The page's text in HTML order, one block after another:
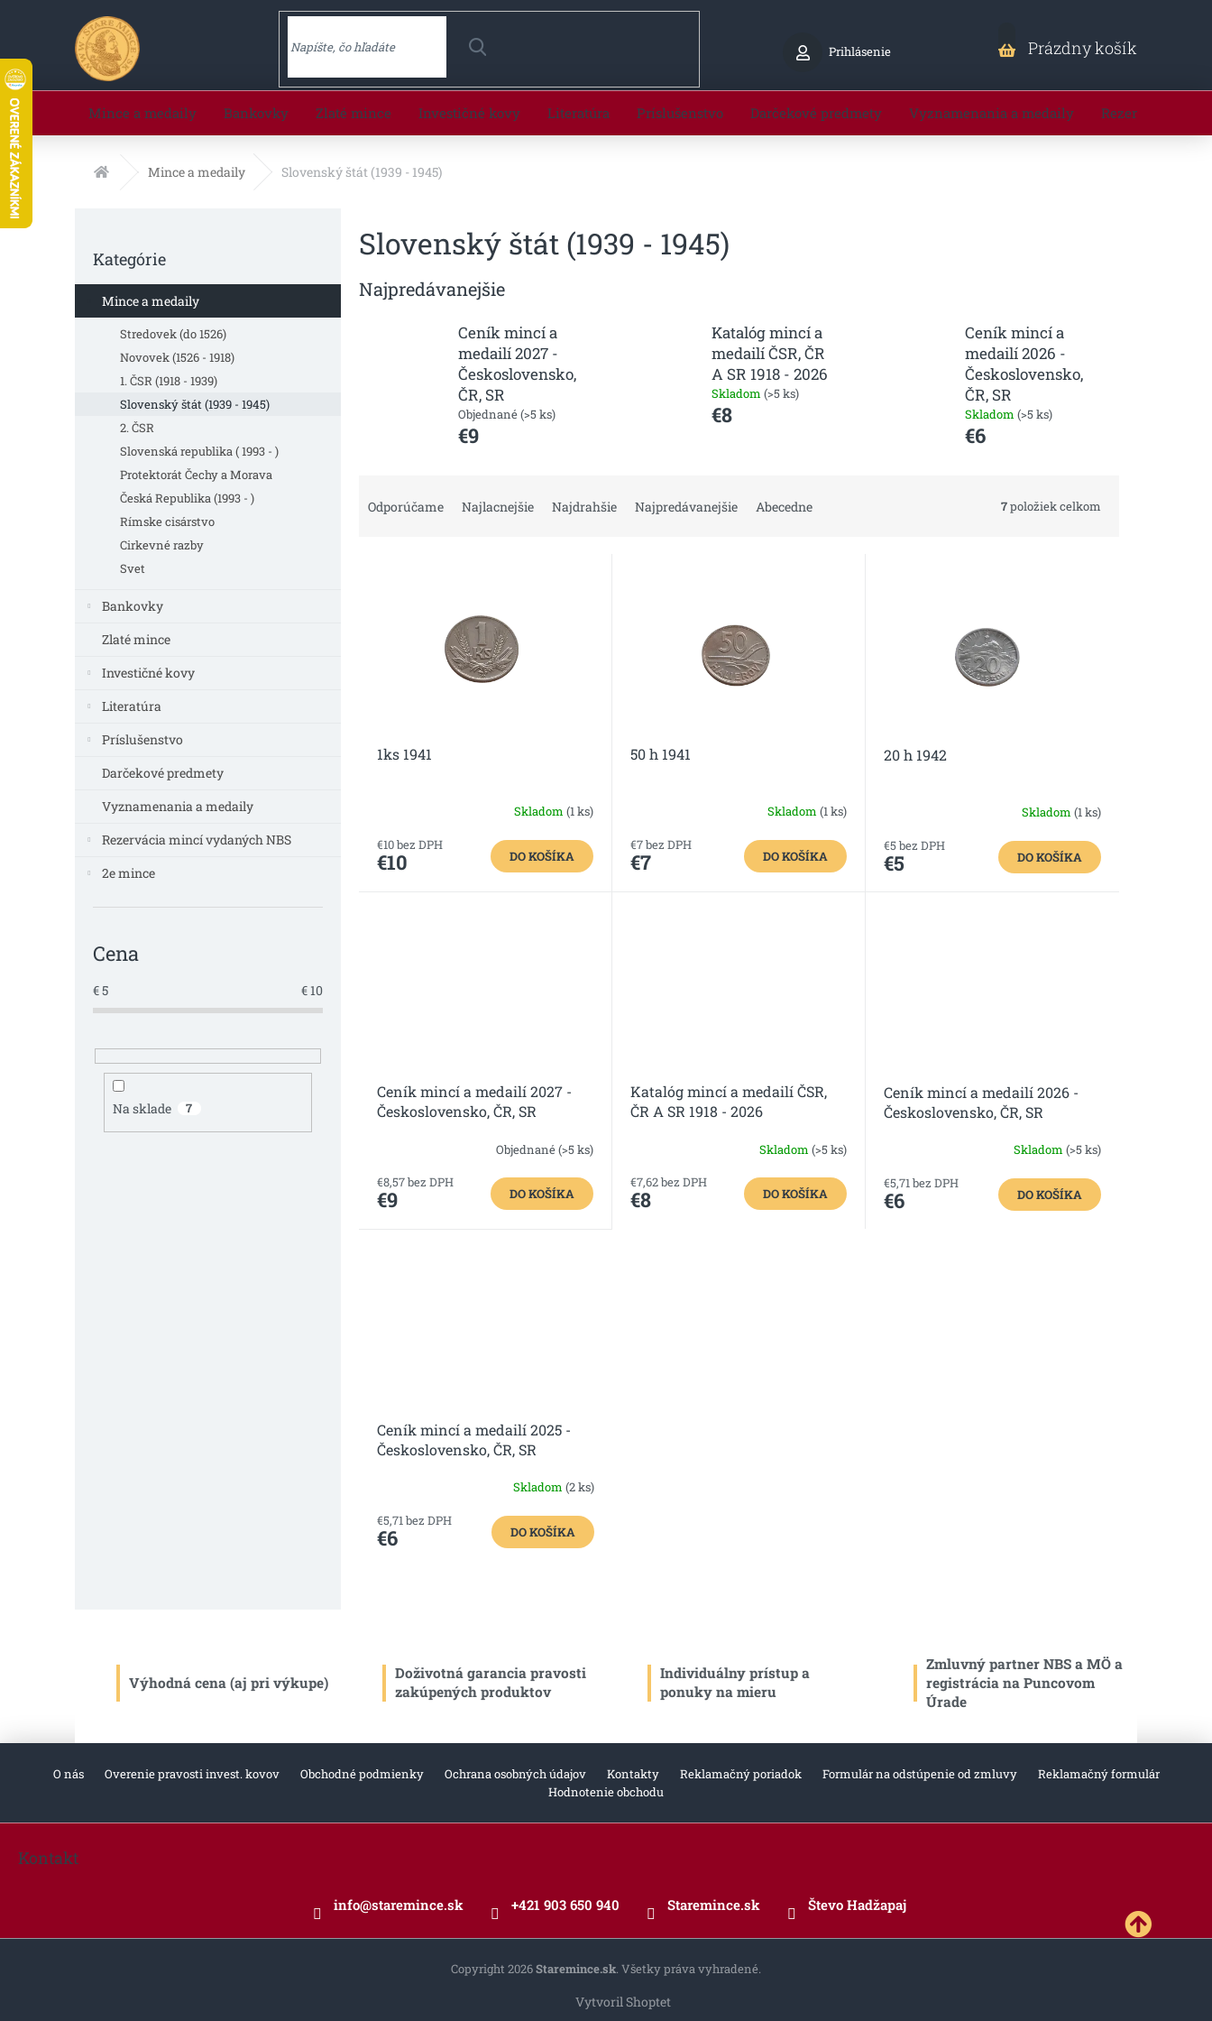
Prihlásenie
HĽADAŤ
Nákupný
Prázdny košík
Mince a medaily Bankovky Zlaté mince Investičné kovy Literatúra Príslušenstvo Darčekové predmety Vyznamenania a medaily Rezervácia
DomovMince a medaily Slovenský štát (1939 - 1945)
p
kategórie
Kategórie
Mince a medaily
Stredovek (do 1526)
Novovek (1526 - 1918)
1. ČSR (1918 - 1939)
Slovenský štát (1939 - 1945)
2. ČSR
Slovenská republika ( 1993 - )
Protektorát Čechy a Morava
Česká Republika (1993 - )
Rímske cisárstvo
Cirkevné razby
Svet
Bankovky
Zlaté mince
Investičné kovy
Literatúra
Príslušenstvo
Darčekové predmety
Vyznamenania a medaily
Rezervácia mincí vydaných NBS
2e mince
Cena
€5 €10
Na sklade 7
Slovenský štát (1939 - 1945)
Najpredávanejšie
Ceník mincí a
medailí 2027 -
Československo,
ČR, SR
Objednané(>5 ks)
€9
Katalóg mincí a
medailí ČSR, ČR
A SR 1918 - 2026
Skladom (>5 ks)
€8
Ceník mincí a
medailí 2026 -
Československo,
ČR, SR
Skladom (>5 ks)
€6
Odporúčame Najlacnejšie Najdrahšie Najpredávanejšie Abecedne 7položiek celkom
1ks 1941
Skladom (1 ks)
€10 bez DPH
€10 DO KOŠÍKA
50 h 1941
Skladom (1 ks)
€7 bez DPH
€7 DO KOŠÍKA
20 h 1942
Skladom (1 ks)
€5 bez DPH
€5 DO KOŠÍKA
Ceník mincí a medailí 2027 -
Československo, ČR, SR
Objednané(>5 ks)
€8,57 bez DPH
€9 DO KOŠÍKA
Katalóg mincí a medailí ČSR,
ČR A SR 1918 - 2026
Skladom (>5 ks)
€7,62 bez DPH
€8 DO KOŠÍKA
Ceník mincí a medailí 2026 -
Československo, ČR, SR
Skladom (>5 ks)
€5,71 bez DPH
€6 DO KOŠÍKA
Ceník mincí a medailí 2025 -
Československo, ČR, SR
Skladom (2 ks)
€5,71 bez DPH
€6 DO KOŠÍKA
a
c
p
v
v
s
u
Výhodná cena (aj pri výkupe)
Doživotná garancia pravosti
zakúpených produktov
Individuálny prístup a
ponuky na mieru
Zmluvný partner NBS a MÖ a
registrácia na Puncovom
Úrade
O nás Overenie pravosti invest. kovov Obchodné podmienky Ochrana osobných údajov Kontakty Reklamačný poriadok Formulár na odstúpenie od zmluvy
Reklamačný formulár
Hodnotenie obchodu
Z
Kontakt
info@staremince.sk +421 903 650 940 Staremince.sk Števo Hadžapaj
Vytvoril Shoptet
Copyright 2026Staremince.sk. Všetky práva vyhradené.